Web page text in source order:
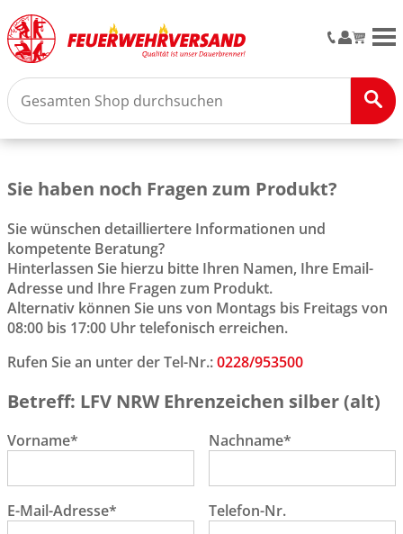
Sie haben noch Fragen zum Produkt?
Sie wünschen detailliertere Informationen und
kompetente Beratung?
Hinterlassen Sie hierzu bitte Ihren Namen, Ihre Email-
Adresse und Ihre Fragen zum Produkt.
Alternativ können Sie uns von Montags bis Freitags von
08:00 bis 17:00 Uhr telefonisch erreichen.
Rufen Sie an unter der Tel-Nr.:0228/953500
Betreff: LFV NRW Ehrenzeichen silber (alt)
Vorname* Nachname*
E-Mail-Adresse* Telefon-Nr.